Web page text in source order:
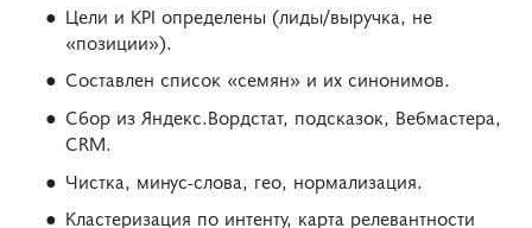
Цели и KPI определены (лиды/выручка, не
«позиции»).
Составлен список «семян» и их синонимов.
Сбор из Яндекс.Вордстат, подсказок, Вебмастера,
CRM.
Чистка, минус-слова, гео, нормализация.
Кластеризация по интенту, карта релевантности